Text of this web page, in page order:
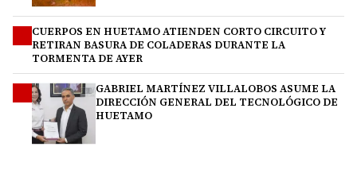
CUERPOS EN HUETAMO ATIENDEN CORTO CIRCUITO Y
RETIRAN BASURA DE COLADERAS DURANTE LA
TORMENTA DE AYER
GABRIEL MARTÍNEZ VILLALOBOS ASUME LA
DIRECCIÓN GENERAL DEL TECNOLÓGICO DE
HUETAMO